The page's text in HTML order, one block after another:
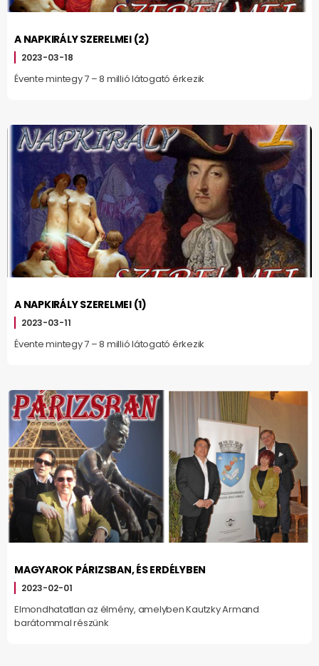
A NAPKIRÁLY SZERELMEI (2)
2023-03-18
Évente mintegy 7 – 8 millió látogató érkezik
A NAPKIRÁLY SZERELMEI (1)
2023-03-11
Évente mintegy 7 – 8 millió látogató érkezik
MAGYAROK PÁRIZSBAN, ÉS ERDÉLYBEN
2023-02-01
Elmondhatatlan az élmény, amelyben Kautzky Armand
barátommal részünk